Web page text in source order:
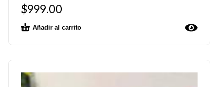
$999.00
Añadir al carrito